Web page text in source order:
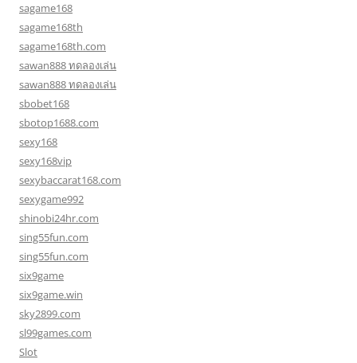
sagame168
sagame168th
sagame168th.com
sawan888 ทดลองเล่น
sawan888 ทดลองเล่น
sbobet168
sbotop1688.com
sexy168
sexy168vip
sexybaccarat168.com
sexygame992
shinobi24hr.com
sing55fun.com
sing55fun.com
six9game
six9game.win
sky2899.com
sl99games.com
Slot